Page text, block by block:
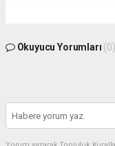
Okuyucu Yorumları (0)